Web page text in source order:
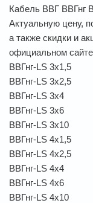
Кабель ВВГ ВВГнг
Актуальную цену,
а также скидки и
официальном
ВВГнг-LS 3х1,5
ВВГнг-LS 3х2,5
ВВГнг-LS 3х4
ВВГнг-LS 3х6
ВВГнг-LS 3х10
ВВГнг-LS 4х1,5
ВВГнг-LS 4х2,5
ВВГнг-LS 4х4
ВВГнг-LS 4х6
ВВГнг-LS 4х10